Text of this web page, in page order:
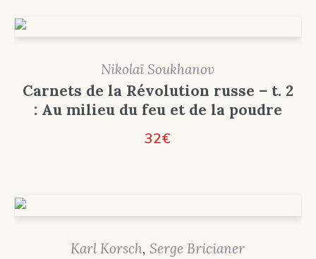
Nikolaï Soukhanov
Carnets de la Révolution russe – t. 2
: Au milieu du feu et de la poudre
32€
Karl Korsch, Serge Bricianer